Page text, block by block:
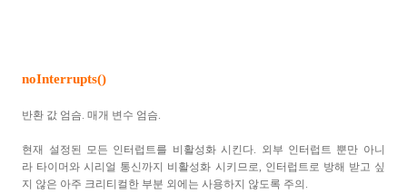
noInterrupts()
반환 값 엄슴.매개 변수 엄슴.
현재 설정된 모든 인터럽트를 비활성화 시킨다. 외부 인터럽트 뿐만 아니
라 타이머와 시리얼 통신까지 비활성화 시키므로, 인터럽트로 방해 받고 싶
지 않은 아주 크리티컬한 부분 외에는 사용하지 않도록 주의 .